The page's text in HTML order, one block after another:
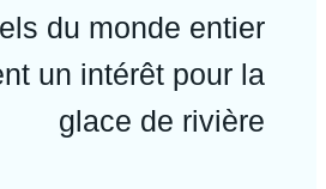
du monde entier
un intérêt pour la
glace de rivière